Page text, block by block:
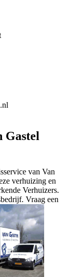
Gastel
van Van
verhuizing en
Verhuizers.
Vraag een